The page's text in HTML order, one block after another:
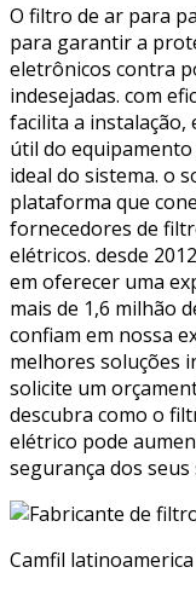
O filtro de ar para
para garantir a
eletrônicos contra
indesejadas. com
facilita a instalação,
útil do
ideal do sistema. o
plataforma que
fornecedores de
elétricos. desde
em oferecer uma
mais de 1,6 milhão
confiam em nossa
melhores soluções
solicite um
descubra como o
elétrico pode
segurança dos seus
Camfil